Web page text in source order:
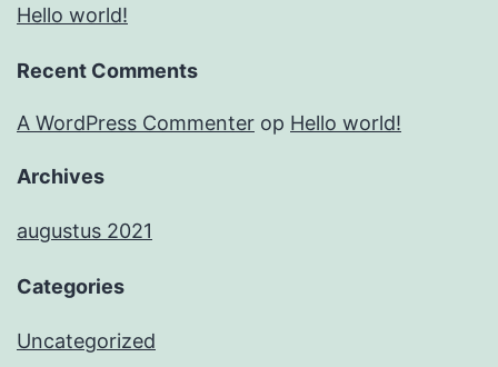
Hello world!
Recent Comments
A WordPress Commenter op Hello world!
Archives
augustus 2021
Categories
Uncategorized